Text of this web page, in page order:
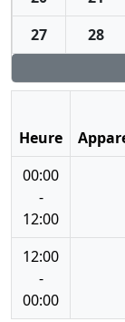
27
28
Heure
00:00
-
12:00
12:00
-
00:00